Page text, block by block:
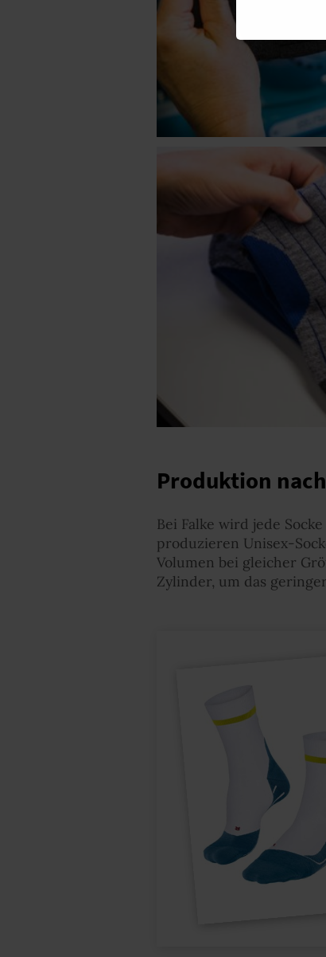
Produktion
Bei Falke wird jede
produzieren Unisex-
Volumen bei gleicher
Zylinder, um das